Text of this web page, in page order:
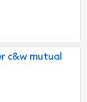
c&w mutual